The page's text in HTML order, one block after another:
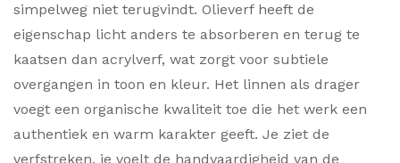
simpelweg niet terugvindt. Olieverf heeft de
eigenschap licht anders te absorberen en terug te
kaatsen dan acrylverf, wat zorgt voor subtiele
overgangen in toon en kleur. Het linnen als drager
voegt een organische kwaliteit toe die het werk een
authentiek en warm karakter geeft. Je ziet de
verfstreken, je voelt de handvaardigheid van de